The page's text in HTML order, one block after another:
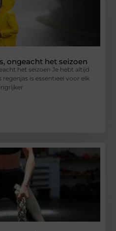
ongeacht het seizoen
het seizoen Je hebt altijd
is essentieel voor elk